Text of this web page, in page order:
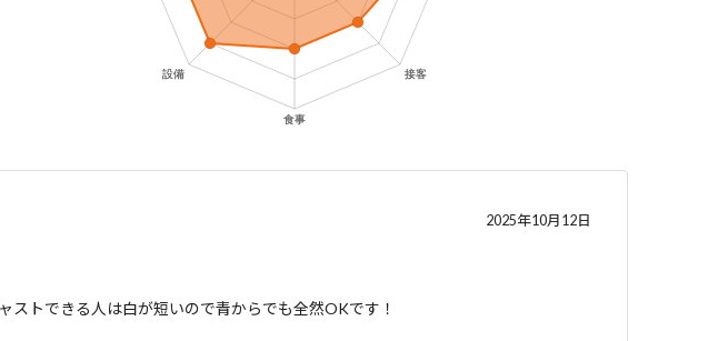
2025年10月12日
トできる人は白が短いので青からでも全然OKです！